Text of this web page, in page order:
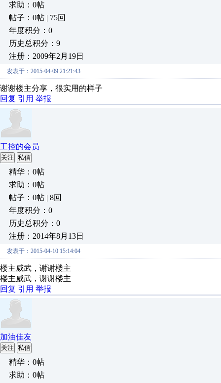
求助：0帖
帖子：0帖 | 75回
年度积分：0
历史总积分：9
注册：2009年2月19日
发表于：2015-04-09 21:21:43
谢谢楼主分享，很实用的样子
回复 引用 举报
工控的会员
关注 私信
精华：0帖
求助：0帖
帖子：0帖 | 8回
年度积分：0
历史总积分：0
注册：2014年8月13日
发表于：2015-04-10 15:14:04
楼主威武，谢谢楼主
楼主威武，谢谢楼主
回复 引用 举报
加油佳友
关注 私信
精华：0帖
求助：0帖